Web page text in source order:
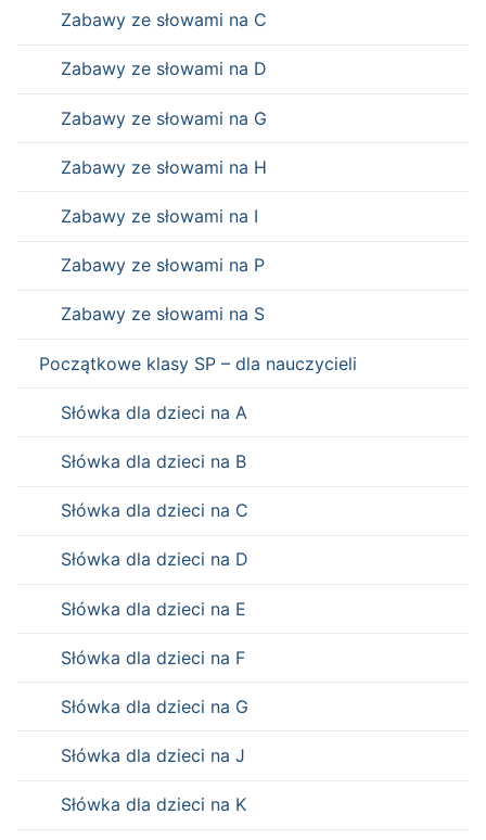
Zabawy ze słowami na C
Zabawy ze słowami na D
Zabawy ze słowami na G
Zabawy ze słowami na H
Zabawy ze słowami na I
Zabawy ze słowami na P
Zabawy ze słowami na S
Początkowe klasy SP – dla nauczycieli
Słówka dla dzieci na A
Słówka dla dzieci na B
Słówka dla dzieci na C
Słówka dla dzieci na D
Słówka dla dzieci na E
Słówka dla dzieci na F
Słówka dla dzieci na G
Słówka dla dzieci na J
Słówka dla dzieci na K